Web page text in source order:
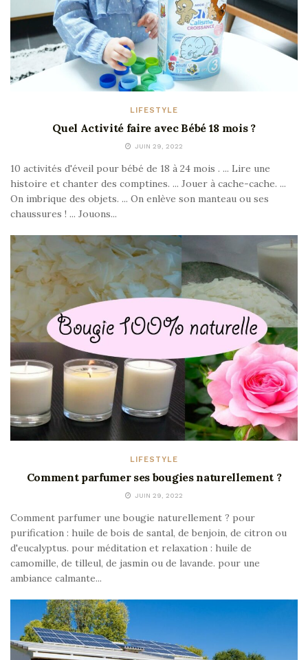
LIFESTYLE
Quel Activité faire avec Bébé 18 mois ?
JUIN 29, 2022
10 activités d'éveil pour bébé de 18 à 24 mois . ... Lire une
histoire et chanter des comptines. ... Jouer à cache-cache. ...
On imbrique des objets. ... On enlève son manteau ou ses
chaussures ! ... Jouons...
LIFESTYLE
Comment parfumer ses bougies naturellement ?
JUIN 29, 2022
Comment parfumer une bougie naturellement ? pour
purification : huile de bois de santal, de benjoin, de citron ou
d'eucalyptus. pour méditation et relaxation : huile de
camomille, de tilleul, de jasmin ou de lavande. pour une
ambiance calmante...